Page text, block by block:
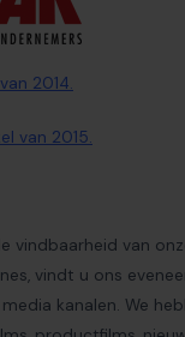
2014.
van 2015.
vindbaarheid van
vindt u ons
kanalen. We